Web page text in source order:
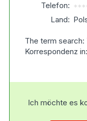
Telefon:
Land:
The term search:
Korrespondenz
Ich möchte es